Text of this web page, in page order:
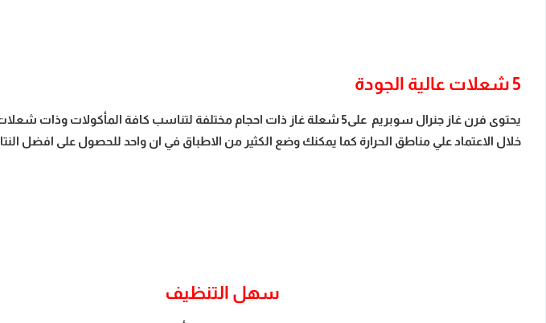
5 شعلات عالية الجودة
يحتوى فرن غاز جنرال سوبريم على5 شعلة غاز ذات احجام مختلفة لتناسب
خلال الاعتماد علي مناطق الحرارة كما يمكنك وضع الكثير من الاطباق في ان واحد للحصول على افضل
سهل التنظيف